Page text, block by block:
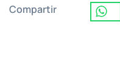
Compartir